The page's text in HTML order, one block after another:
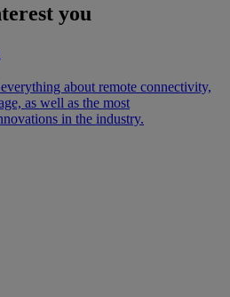
you
about remote connectivity,
as well as the most
in the industry.